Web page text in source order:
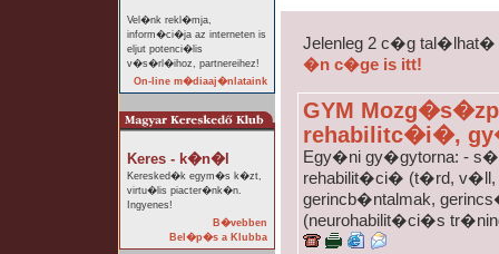
Vel�nk rekl�mja,
inform�ci�ja az interneten is
eljut potenci�lis
v�s�rl�ihoz, partnereihez!
On-line m�diaaj�nlataink
Keres - k�n�l
Keresked�k egym�s k�zt,
virtu�lis piacter�nk�n.
Ingyenes!
B�vebben
Bel�p�s a Klubba
Jelenleg 2 c�g
�n c�ge is itt!
GYM
rehabilitc�i�,
Egy�ni gy�gytorna: -
rehabilit�ci� (t�rd, v�ll,
gerincb�ntalmak,
(neurohabilit�ci�s